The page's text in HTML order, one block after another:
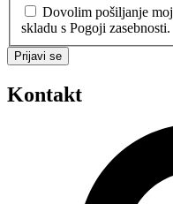
Dovolim pošiljanje
skladu s Pogoji zasebnosti.
Prijavi se
Kontakt